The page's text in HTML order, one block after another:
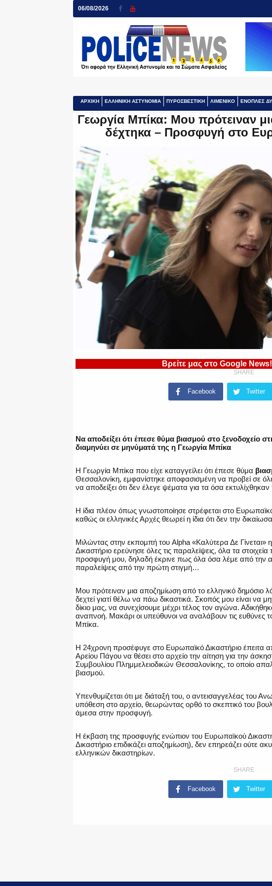
06/08/2026
ΑΡΧΙΚΗ ΕΛΛΗΝΙΚΗ ΑΣΤΥΝΟΜΙΑ ΠΥΡΟΣΒΕΣΤΙΚΗ ΛΙΜΕΝΙΚΟ ΕΝΟΠΛΕΣ
Γεωργία Μπίκα: Μου πρότειναν
δέχτηκα – Προσφυγή στο
Βρείτε μας στο Google
SHARE
Facebook Twitter
Να αποδείξει ότι έπεσε θύμα βιασμού στο
διαμηνύει σε μηνύματά της η Γεωργία Μπίκα
Η Γεωργία Μπίκα που είχε καταγγείλει ότι έπεσε θύμα
Θεσσαλονίκη, εμφανίστηκε αποφασισμένη να προβεί σε
να αποδείξει ότι δεν έλεγε ψέματα για τα όσα
Η ίδια πλέον όπως γνωστοποίησε στρέφεται στο
καθώς οι ελληνικές Αρχές θεωρεί η ίδια ότι δεν την
Μιλώντας στην εκπομπή του Alpha «Καλύτερα Δε Γίνεται»
Δικαστήριο ερεύνησε όλες τις παραλείψεις, όλα τα
προσφυγή μου, δηλαδή έκρινε πως όλα όσα λέμε από την
παραλείψεις από την πρώτη στιγμή…
Μου πρότειναν μια αποζημίωση από το ελληνικό δημόσιο
δεχτεί γιατί θέλω να πάω δικαστικά. Σκοπός μου είναι να
δίκιο μας, να συνεχίσουμε μέχρι τέλος τον αγώνα.
αναπνοή. Μακάρι οι υπεύθυνοι να αναλάβουν τις ευθύνες
Μπίκα.
Η 24χρονη προσέφυγε στο Ευρωπαϊκό Δικαστήριο έπειτα
Αρείου Πάγου να θέσει στο αρχείο την αίτηση για την
Συμβουλίου Πλημμελειοδικών Θεσσαλονίκης, το οποίο
βιασμού.
Υπενθυμίζεται ότι με διάταξή του, ο αντεισαγγελέας του
υπόθεση στο αρχείο, θεωρώντας ορθό το σκεπτικό του
άμεσα στην προσφυγή.
Η έκβαση της προσφυγής ενώπιον του Ευρωπαϊκού
Δικαστήριο επιδικάζει αποζημίωση), δεν επηρεάζει ούτε
ελληνικών δικαστηρίων.
SHARE
Facebook Twitter